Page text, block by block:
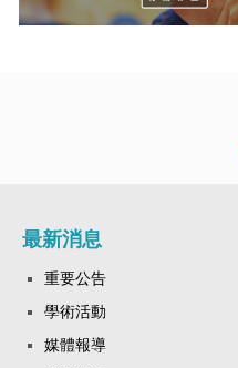
最新消息
重要公告
學術活動
媒體報導